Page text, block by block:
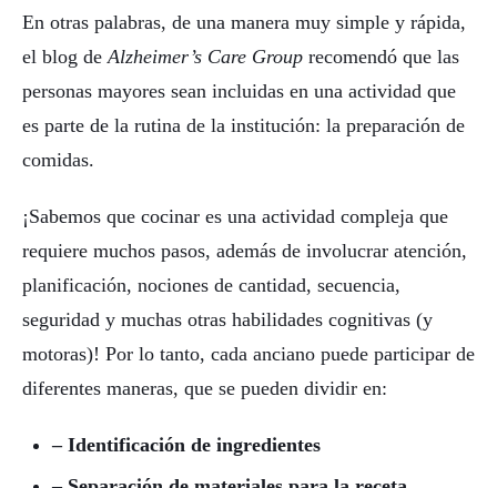
En otras palabras, de una manera muy simple y rápida,
el blog deAlzheimer’s Care Group recomendó que las
personas mayores sean incluidas en una actividad que
es parte de la rutina de la institución: la preparación de
comidas.
¡Sabemos que cocinar es una actividad compleja que
requiere muchos pasos, además de involucrar atención,
planificación, nociones de cantidad, secuencia,
seguridad y muchas otras habilidades cognitivas (y
motoras)! Por lo tanto, cada anciano puede participar de
diferentes maneras, que se pueden dividir en:
– Identificación de ingredientes